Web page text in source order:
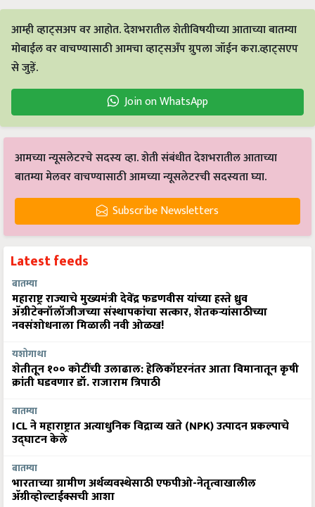
आम्ही व्हाट्सअप वर आहोत. देशभरातील शेतीविषयीच्या आताच्या बातम्या
मोबाईल वर वाचण्यासाठी आमचा व्हाट्सअँप ग्रुपला जॉईन करा.व्हाट्सएप
से जुड़ें.
Join on WhatsApp
आमच्या न्यूसलेटरचे सदस्य व्हा. शेती संबंधीत देशभरातील आताच्या
बातम्या मेलवर वाचण्यासाठी आमच्या न्यूसलेटरची सदस्यता घ्या.
Subscribe Newsletters
Latest feeds
बातम्या
महाराष्ट्र राज्याचे मुख्यमंत्री देवेंद्र फडणवीस यांच्या हस्ते ध्रुव
ॲग्रीटेक्नॉलॉजीजच्या संस्थापकांचा सत्कार, शेतकऱ्यांसाठीच्या
नवसंशोधनाला मिळाली नवी ओळख!
यशोगाथा
शेतीतून १०० कोटींची उलाढाल: हेलिकॉप्टरनंतर आता विमानातून कृषी
क्रांती घडवणार डॉ. राजाराम त्रिपाठी
बातम्या
ICL ने महाराष्ट्रात अत्याधुनिक विद्राव्य खते (NPK) उत्पादन प्रकल्पाचे
उद्घाटन केले
बातम्या
भारताच्या ग्रामीण अर्थव्यवस्थेसाठी एफपीओ-नेतृत्वाखालील
अ‍ॅग्रीव्होल्टाईक्सची आशा